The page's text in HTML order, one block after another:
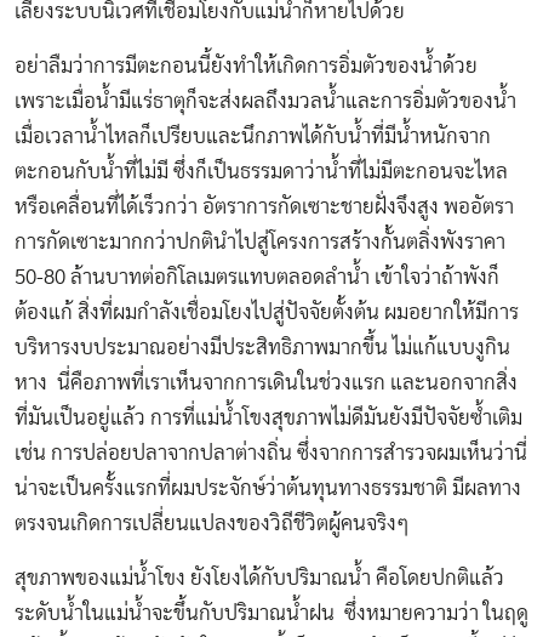
เลี้ยงระบบนิเวศที่เชื่อมโยงกับแม่น้ำก็หายไปด้วย
อย่าลืมว่าการมีตะกอนนี้ยังทำให้เกิดการอิ่มตัวของน้ำด้วย
เพราะเมื่อน้ำมีแร่ธาตุก็จะส่งผลถึงมวลน้ำและการอิ่มตัวของน้ำ
เมื่อเวลาน้ำไหลก็เปรียบและนึกภาพได้กับน้ำที่มีน้ำหนักจาก
ตะกอนกับน้ำที่ไม่มี ซึ่งก็เป็นธรรมดาว่าน้ำที่ไม่มีตะกอนจะไหล
หรือเคลื่อนที่ได้เร็วกว่า อัตราการกัดเซาะชายฝั่งจึงสูง พออัตรา
การกัดเซาะมากกว่าปกตินำไปสู่โครงการสร้างกั้นตลิ่งพังราคา
50-80 ล้านบาทต่อกิโลเมตรแทบตลอดลำน้ำ เข้าใจว่าถ้าพังก็
ต้องแก้ สิ่งที่ผมกำลังเชื่อมโยงไปสู่ปัจจัยตั้งต้น ผมอยากให้มีการ
บริหารงบประมาณอย่างมีประสิทธิภาพมากขึ้น ไม่แก้แบบงูกิน
หาง นี่คือภาพที่เราเห็นจากการเดินในช่วงแรก และนอกจากสิ่ง
ที่มันเป็นอยู่แล้ว การที่แม่น้ำโขงสุขภาพไม่ดีมันยังมีปัจจัยซ้ำเติม
เช่น การปล่อยปลาจากปลาต่างถิ่น ซึ่งจากการสำรวจผมเห็นว่านี่
น่าจะเป็นครั้งแรกที่ผมประจักษ์ว่าต้นทุนทางธรรมชาติ มีผลทาง
ตรงจนเกิดการเปลี่ยนแปลงของวิถีชีวิตผู้คนจริงๆ
สุขภาพของแม่น้ำโขง ยังโยงได้กับปริมาณน้ำ คือโดยปกติแล้ว
ระดับน้ำในแม่น้ำจะขึ้นกับปริมาณน้ำฝน ซึ่งหมายความว่า ในฤดู